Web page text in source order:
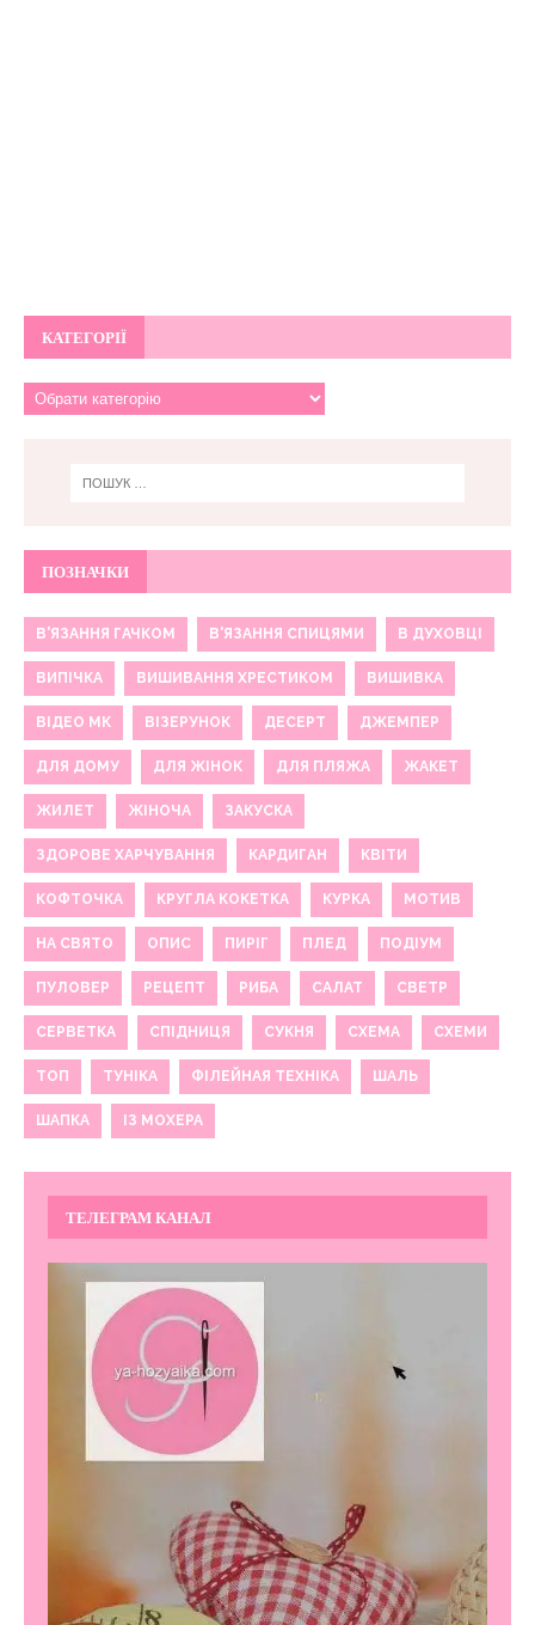
КАТЕГОРІЇ
ПОЗНАЧКИ
В'ЯЗАННЯ ГАЧКОМ В'ЯЗАННЯ СПИЦЯМИ В ДУХОВЦІ
ВИПІЧКА ВИШИВАННЯ ХРЕСТИКОМ ВИШИВКА
ВІДЕО МК ВІЗЕРУНОК ДЕСЕРТ ДЖЕМПЕР
ДЛЯ ДОМУ ДЛЯ ЖІНОК ДЛЯ ПЛЯЖА ЖАКЕТ
ЖИЛЕТ ЖІНОЧА ЗАКУСКА
ЗДОРОВЕ ХАРЧУВАННЯ КАРДИГАН КВІТИ
КОФТОЧКА КРУГЛА КОКЕТКА КУРКА МОТИВ
НА СВЯТО ОПИС ПИРІГ ПЛЕД ПОДІУМ
ПУЛОВЕР РЕЦЕПТ РИБА САЛАТ СВЕТР
СЕРВЕТКА СПІДНИЦЯ СУКНЯ СХЕМА СХЕМИ
ТОП ТУНІКА ФІЛЕЙНАЯ ТЕХНІКА ШАЛЬ
ШАПКА ІЗ МОХЕРА
ТЕЛЕГРАМ КАНАЛ